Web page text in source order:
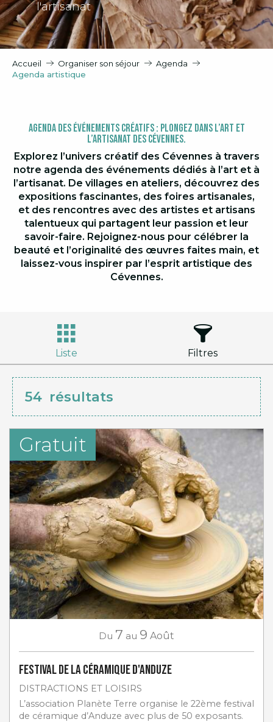
l'artisanat
Accueil Organiser son séjour
Agenda
Agenda artistique
Agenda des Événements Créatifs : Plongez dans l’Art et
l’Artisanat des Cévennes.
Explorez l’univers créatif des Cévennes à travers
notre agenda des événements dédiés à l’art et à
l’artisanat. De villages en ateliers, découvrez des
expositions fascinantes, des foires artisanales,
et des rencontres avec des artistes et artisans
talentueux qui partagent leur passion et leur
savoir-faire. Rejoignez-nous pour célébrer la
beauté et l’originalité des œuvres faites main, et
laissez-vous inspirer par l’esprit artistique des
Cévennes.
Liste Filtres
54 résultats
Gratuit
Du 7 au 9 Août
Festival de la céramique d'Anduze
DISTRACTIONS ET LOISIRS
L’association Planète Terre organise le 22ème festival
de céramique d’Anduze avec plus de 50 exposants.